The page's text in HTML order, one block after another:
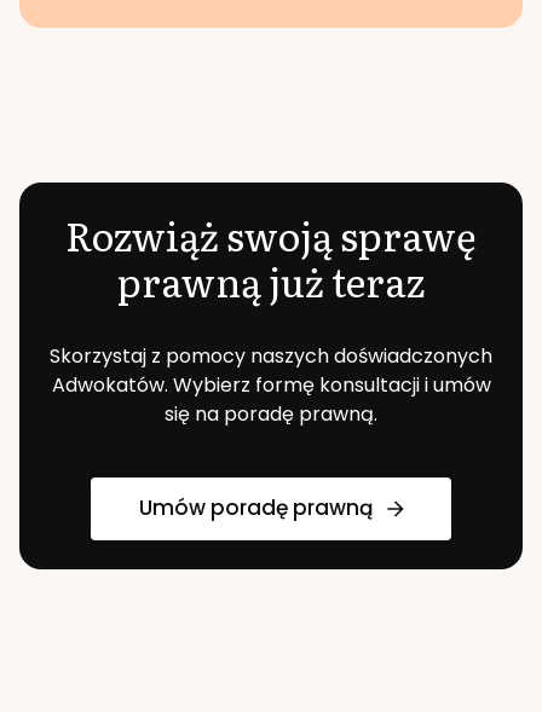
Rozwiąż swoją sprawę
prawną już teraz
Skorzystaj z pomocy naszych doświadczonych
Adwokatów. Wybierz formę konsultacji i umów
się na poradę prawną.
Umów poradę prawną